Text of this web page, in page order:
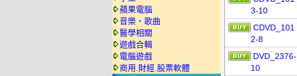
蘋果電腦
音樂、歌曲
醫學相關
遊戲合輯
電腦遊戲
商用.財經.股票軟體
3-10
CDVD_101
2-8
DVD_2376-
10